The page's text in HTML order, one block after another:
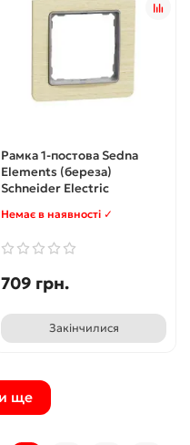
Рамка 1-постова Sedna
Elements (береза)
Schneider Electric
Немає в наявності ✓
709 грн.
Закінчилися
ще